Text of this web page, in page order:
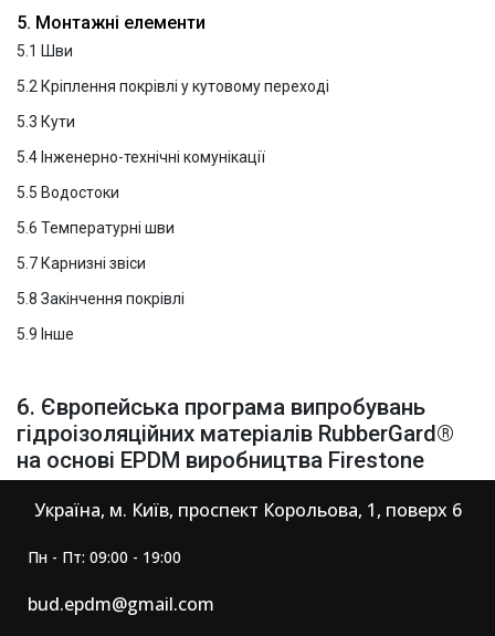
5. Монтажні елементи
5.1 Шви
5.2 Кріплення покрівлі у кутовому переході
5.3 Кути
5.4 Інженерно-технічні комунікації
5.5 Водостоки
5.6 Температурні шви
5.7 Карнизні звіси
5.8 Закінчення покрівлі
5.9 Інше
6. Європейська програма випробувань
гідроізоляційних матеріалів RubberGard®
на основі EPDM виробництва Firestone
Пн - Пт: 09:00 - 19:00
Україна, м. Київ, проспект Корольова, 1, поверх 6
bud.epdm@gmail.com